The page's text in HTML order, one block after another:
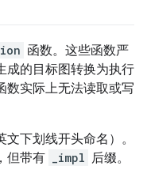
函数。这些函数严
成的目标图转换为执行
数实际上无法读取或写
下划线开头命名）。
但带有
_impl 后缀。